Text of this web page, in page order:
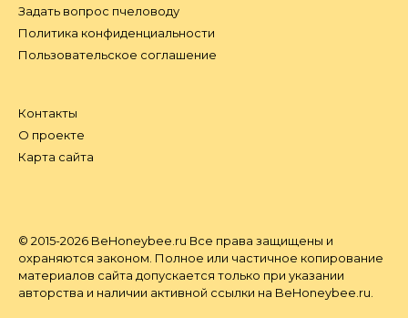
Задать вопрос пчеловоду
Политика конфиденциальности
Пользовательское соглашение
Контакты
О проекте
Карта сайта
© 2015-2026 BeHoneybee.ru Все права защищены и
охраняются законом. Полное или частичное копирование
материалов сайта допускается только при указании
авторства и наличии активной ссылки на BeHoneybee.ru.